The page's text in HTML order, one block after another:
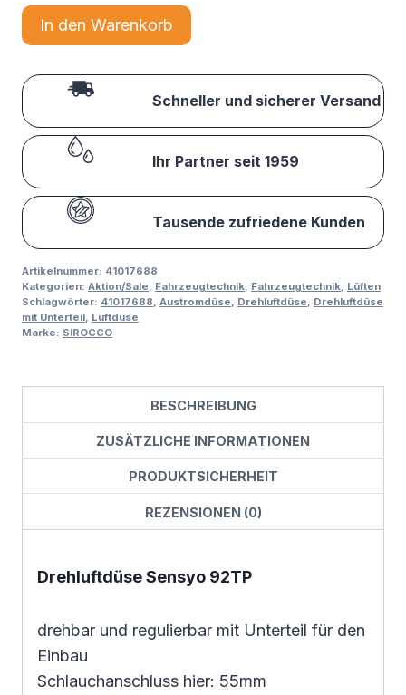
In den Warenkorb
Schneller und sicherer Versand
Ihr Partner seit 1959
Tausende zufriedene Kunden
Artikelnummer: 41017688
Kategorien: Aktion/Sale, Fahrzeugtechnik, Fahrzeugtechnik, Lüften
Schlagwörter: 41017688, Austromdüse, Drehluftdüse, Drehluftdüse
mit Unterteil, Luftdüse
Marke: SIROCCO
BESCHREIBUNG
ZUSÄTZLICHE INFORMATIONEN
PRODUKTSICHERHEIT
REZENSIONEN (0)
Drehluftdüse Sensyo 92TP
drehbar und regulierbar mit Unterteil für den
Einbau
Schlauchanschluss hier: 55mm